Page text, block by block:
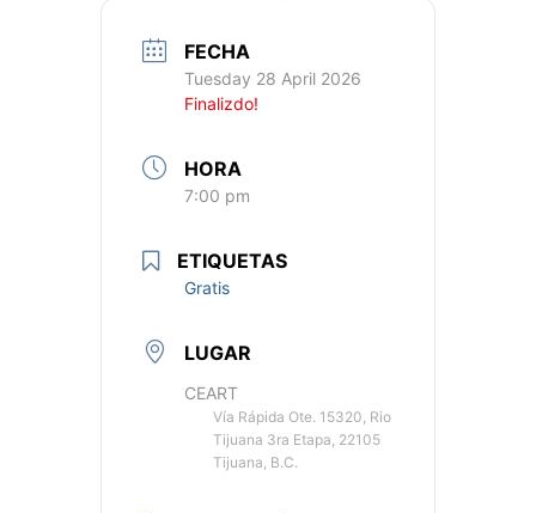
FECHA
Tuesday 28 April 2026
Finalizdo!
HORA
7:00 pm
ETIQUETAS
Gratis
LUGAR
CEART
Vía Rápida Ote. 15320, Rio
Tijuana 3ra Etapa, 22105
Tijuana, B.C.